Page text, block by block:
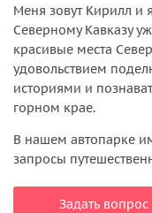
Меня зовут Кирилл и
Северному Кавказу
красивые места
удовольствием
историями и
горном крае.
В нашем автопарке
запросы
Задать вопрос